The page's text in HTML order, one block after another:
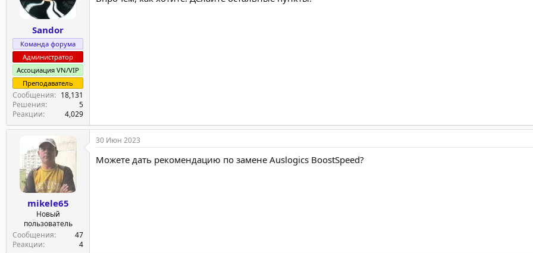
Sandor
Команда форума
Администратор
Ассоциация VN/VIP
Преподаватель
Сообщения
18,131
Решения
5
Реакции
4,029
mikele65
Новый
пользователь
Сообщения
47
Реакции
4
30 Июн 2023
Можете дать рекомендацию по замене Auslogics BoostSpeed?